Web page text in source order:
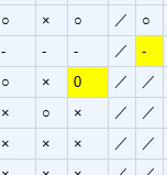
○ × ○ ／ ○
- - - ／ -
○ × 0 ／ ／
× ○ × ／ ／
× × × ／ ／